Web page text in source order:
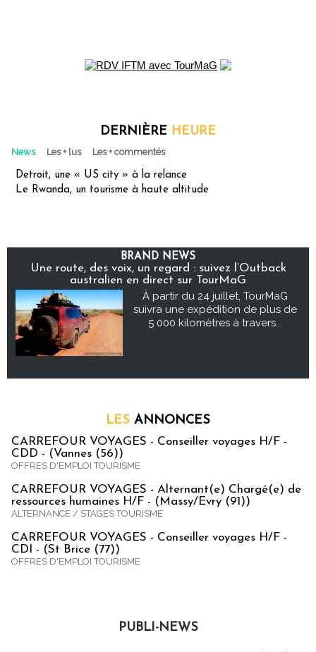
DERNIÈRE HEURE
News Les + lus Les + commentés
Detroit, une « US city » à la relance
Le Rwanda, un tourisme à haute altitude
BRAND NEWS
Une route, des voix, un regard : suivez l’Outback
australien en direct sur TourMaG
À partir du 24 juillet, TourMaG
suivra une expédition de plus de
5 000 kilomètres à travers...
LES ANNONCES
CARREFOUR VOYAGES - Conseiller voyages H/F -
CDD - (Vannes (56))
OFFRES D'EMPLOI TOURISME
CARREFOUR VOYAGES - Alternant(e) Chargé(e) de
ressources humaines H/F - (Massy/Evry (91))
ALTERNANCE / STAGES TOURISME
CARREFOUR VOYAGES - Conseiller voyages H/F -
CDI - (St Brice (77))
OFFRES D'EMPLOI TOURISME
PUBLI-NEWS